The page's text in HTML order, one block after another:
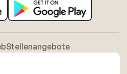
Stellenangebote
(AGB)